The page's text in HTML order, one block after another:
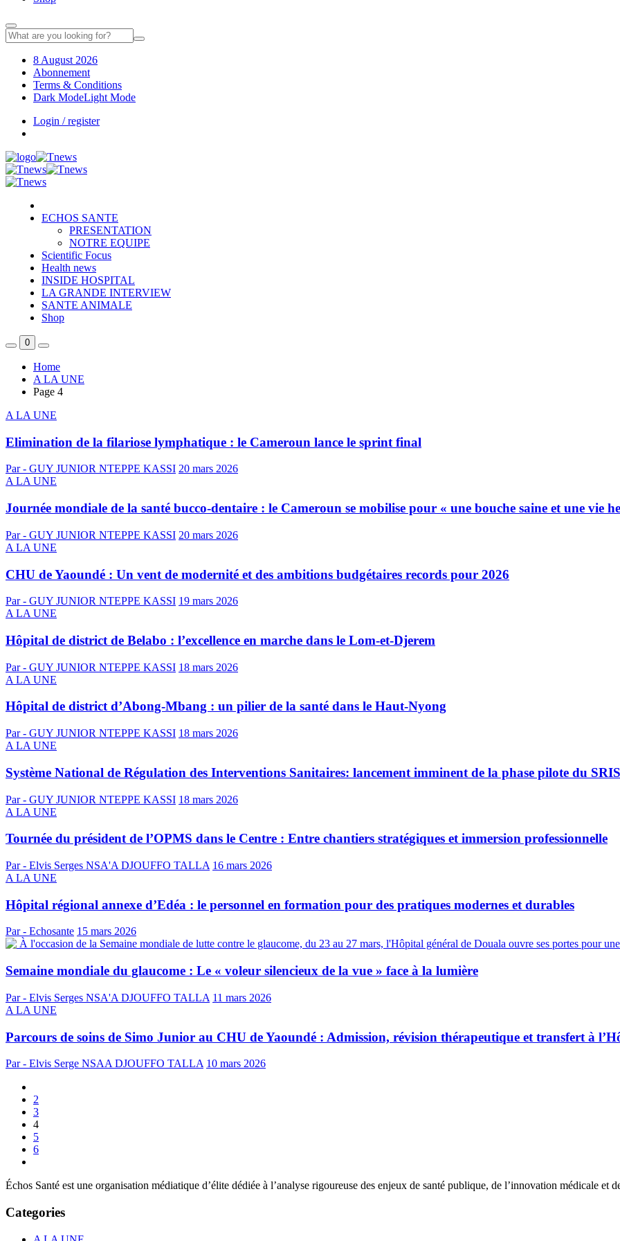
8 August 2026
Abonnement
Terms & Conditions
Dark ModeLight Mode
Login / register
ECHOS SANTE
PRESENTATION
NOTRE EQUIPE
Scientific Focus
Health news
INSIDE HOSPITAL
LA GRANDE INTERVIEW
SANTE ANIMALE
Shop
0
Home
A LA UNE
Page 4
A LA UNE
Elimination de la filariose lymphatique : le Cameroun lance le sprint final
Par - GUY JUNIOR NTEPPE KASSI 20 mars 2026
A LA UNE
Journée mondiale de la santé bucco-dentaire : le Cameroun se mobilise pour « une bouche saine et une vie
Par - GUY JUNIOR NTEPPE KASSI 20 mars 2026
A LA UNE
CHU de Yaoundé : Un vent de modernité et des ambitions budgétaires records pour 2026
Par - GUY JUNIOR NTEPPE KASSI 19 mars 2026
A LA UNE
Hôpital de district de Belabo : l’excellence en marche dans le Lom-et-Djerem
Par - GUY JUNIOR NTEPPE KASSI 18 mars 2026
A LA UNE
Hôpital de district d’Abong-Mbang : un pilier de la santé dans le Haut-Nyong
Par - GUY JUNIOR NTEPPE KASSI 18 mars 2026
A LA UNE
Système National de Régulation des Interventions Sanitaires: lancement imminent de la phase pilote du SRIS
Par - GUY JUNIOR NTEPPE KASSI 18 mars 2026
A LA UNE
Tournée du président de l’OPMS dans le Centre : Entre chantiers stratégiques et immersion professionnelle
Par - Elvis Serges NSA'A DJOUFFO TALLA 16 mars 2026
A LA UNE
Hôpital régional annexe d’Edéa : le personnel en formation pour des pratiques modernes et durables
Par - Echosante 15 mars 2026
Semaine mondiale du glaucome : Le « voleur silencieux de la vue » face à la lumière
Par - Elvis Serges NSA'A DJOUFFO TALLA 11 mars 2026
A LA UNE
Parcours de soins de Simo Junior au CHU de Yaoundé : Admission, révision thérapeutique et transfert à
Par - Elvis Serge NSAA DJOUFFO TALLA 10 mars 2026
2
3
4
5
6
Échos Santé est une organisation médiatique d’élite dédiée à l’analyse rigoureuse des enjeux de santé publique, de l’innovation médicale et
Categories